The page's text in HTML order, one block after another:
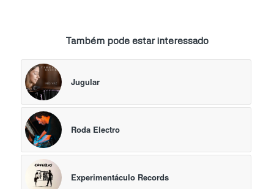
Também pode estar interessado
Jugular
Roda Electro
Experimentáculo Records